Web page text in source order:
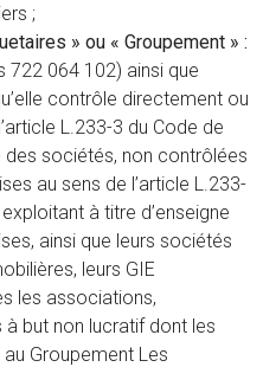
;
» ou « Groupement » :
722 064 102) ainsi que
contrôle directement ou
L.233-3 du Code de
des sociétés, non contrôlées
au sens de l’article L.233-
à titre d’enseigne
ainsi que leurs sociétés
leurs GIE
les associations,
but non lucratif dont les
Groupement Les